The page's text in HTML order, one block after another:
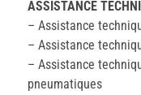
ASSISTANCE
– Assistance
– Assistance
– Assistance
pneumatiques